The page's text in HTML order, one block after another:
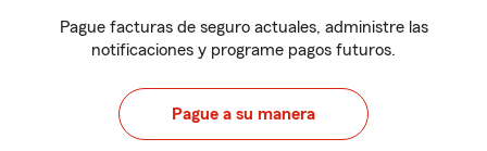
Pague facturas de seguro actuales, administre las
notificaciones y programe pagos futuros.
Pague a su manera